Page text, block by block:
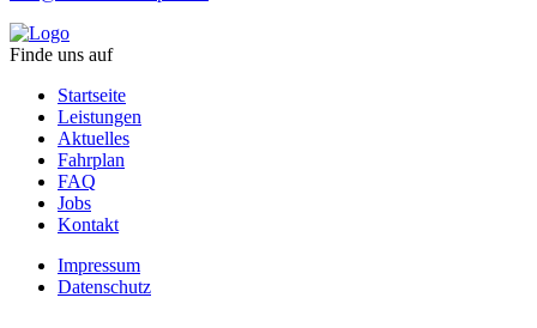
Finde uns auf
Startseite
Leistungen
Aktuelles
Fahrplan
FAQ
Jobs
Kontakt
Impressum
Datenschutz